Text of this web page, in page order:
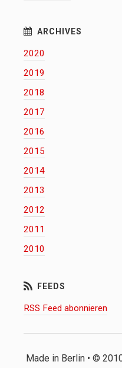
2020
2019
2018
2017
2016
2015
2014
2013
2012
2011
2010
RSS Feed abonnieren
Made in Berlin • ©